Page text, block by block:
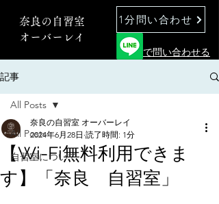
奈良の自習室
オーバーレイ
1分問い合わせ
で問い合わせる
記事
All Posts
自習室について
All Posts
【Wi-Fi無料利用できま
す】「奈良 自習室」
奈良の自習室 オーバーレイ
2024年6月28日 読了時間: 1分